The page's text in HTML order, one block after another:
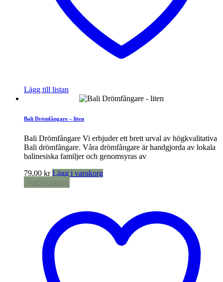
Lägg till listan
Bali Drömfångare – liten
Bali Drömfångare Vi erbjuder ett brett urval av högkvalitativa
Bali drömfångare. Våra drömfångare är handgjorda av lokala
balinesiska familjer och genomsyras av
79,00 kr Lägg i varukorg
Snabbvisning